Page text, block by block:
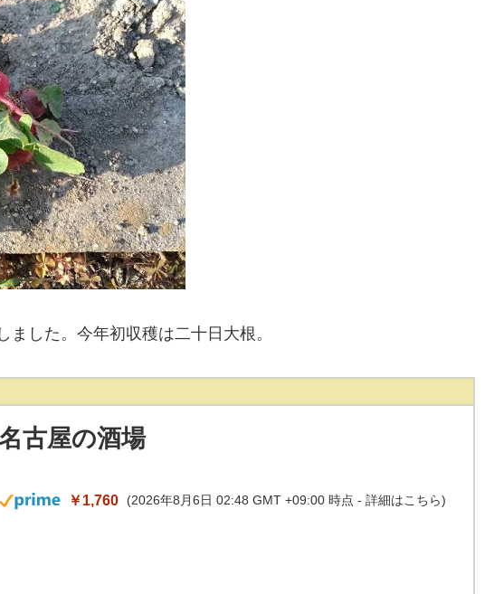
した。今年初収穫は二十日大根。
古屋の酒場
￥1,760 (2026年8月6日 02:48 GMT +09:00 時点 - 詳細はこちら)